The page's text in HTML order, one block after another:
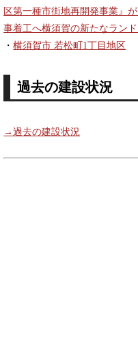
区第一種市街地再開発事業』
事着工へ横須賀の新たなランド
・横須賀市 若松町1丁目地区
過去の建設状況
→過去の建設状況